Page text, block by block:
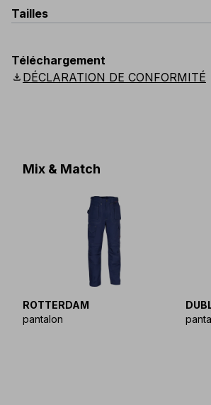
Tailles
Scandinavian: 44
Téléchargement
download DÉCLARATION DE CONFORMITÉ
Mix & Match
ROTTERDAM
pantalon